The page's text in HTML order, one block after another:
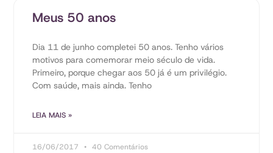
Meus 50 anos
Dia 11 de junho completei 50 anos. Tenho vários
motivos para comemorar meio século de vida.
Primeiro, porque chegar aos 50 já é um privilégio.
Com saúde, mais ainda. Tenho
LEIA MAIS »
16/06/2017 40 Comentários